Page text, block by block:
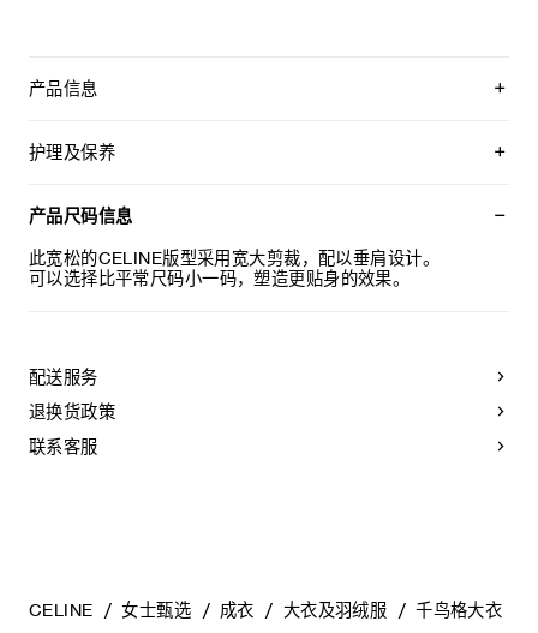
产品信息
宽松版型
1枚镌刻CELINE PARIS字样的牛角扣
编号：RM09F042K.02GM
护理及保养
仅使用不含漂白剂的洗衣产品。
最高熨烫温度：110°C / 230°F
不可使用蒸汽。
产品尺码信息
此宽松的CELINE版型采用宽大剪裁，配以垂肩设计。
可以选择比平常尺码小一码，塑造更贴身的效果。
配送服务
退换货政策
联系客服
CELINE 女士甄选 成衣 大衣及羽绒服 千鸟格大衣